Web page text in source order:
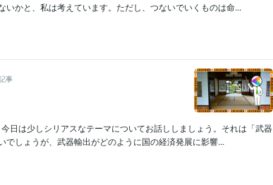
かと、私は考えています。ただし、つないでいくものは命...
事
日は少しシリアスなテーマについてお話ししましょう。それは「武器
しょうが、武器輸出がどのように国の経済発展に影響...